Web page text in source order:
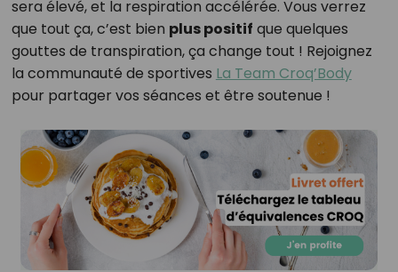
sera élevé, et la respiration accélérée. Vous verrez
que tout ça, c’est bien plus positif que quelques
gouttes de transpiration, ça change tout ! Rejoignez
la communauté de sportives La Team Croq’Body
pour partager vos séances et être soutenue !